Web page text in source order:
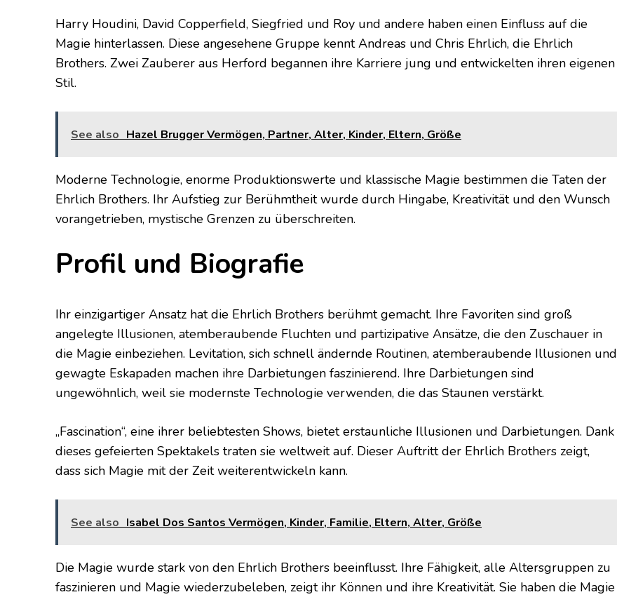
Harry Houdini, David Copperfield, Siegfried und Roy und andere haben einen Einfluss auf die
Magie hinterlassen. Diese angesehene Gruppe kennt Andreas und Chris Ehrlich, die Ehrlich
Brothers. Zwei Zauberer aus Herford begannen ihre Karriere jung und entwickelten ihren eigenen
Stil.
See also Hazel Brugger Vermögen, Partner, Alter, Kinder, Eltern, Größe
Moderne Technologie, enorme Produktionswerte und klassische Magie bestimmen die Taten der
Ehrlich Brothers. Ihr Aufstieg zur Berühmtheit wurde durch Hingabe, Kreativität und den Wunsch
vorangetrieben, mystische Grenzen zu überschreiten.
Profil und Biografie
Ihr einzigartiger Ansatz hat die Ehrlich Brothers berühmt gemacht. Ihre Favoriten sind groß
angelegte Illusionen, atemberaubende Fluchten und partizipative Ansätze, die den Zuschauer in
die Magie einbeziehen. Levitation, sich schnell ändernde Routinen, atemberaubende Illusionen und
gewagte Eskapaden machen ihre Darbietungen faszinierend. Ihre Darbietungen sind
ungewöhnlich, weil sie modernste Technologie verwenden, die das Staunen verstärkt.
„Fascination“, eine ihrer beliebtesten Shows, bietet erstaunliche Illusionen und Darbietungen. Dank
dieses gefeierten Spektakels traten sie weltweit auf. Dieser Auftritt der Ehrlich Brothers zeigt,
dass sich Magie mit der Zeit weiterentwickeln kann.
See also Isabel Dos Santos Vermögen, Kinder, Familie, Eltern, Alter, Größe
Die Magie wurde stark von den Ehrlich Brothers beeinflusst. Ihre Fähigkeit, alle Altersgruppen zu
faszinieren und Magie wiederzubeleben, zeigt ihr Können und ihre Kreativität. Sie haben die Magie